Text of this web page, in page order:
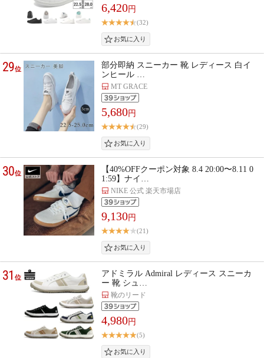
6,420円
(32)
29位
部分即納 スニーカー 靴 レディース 白イ
ンヒール …
MT GRACE
5,680円
(29)
30位
【40%OFFクーポン対象 8.4 20:00〜8.11 0
1:59】ナイ…
NIKE 公式 楽天市場店
9,130円
(21)
31位
アドミラル Admiral レディース スニーカ
ー 靴 シュ…
靴のリード
4,980円
(5)